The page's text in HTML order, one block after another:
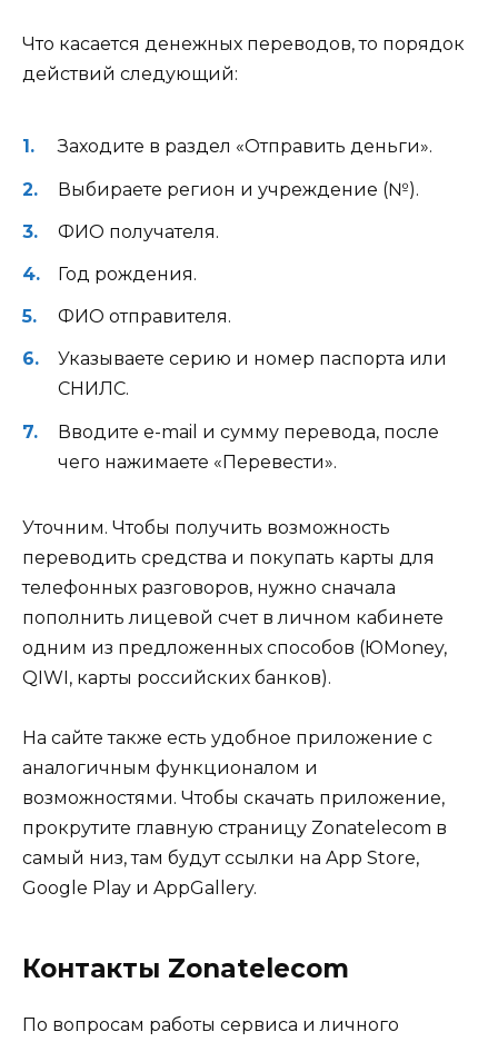
Что касается денежных переводов, то порядок
действий следующий:
Заходите в раздел «Отправить деньги».
Выбираете регион и учреждение (№).
ФИО получателя.
Год рождения.
ФИО отправителя.
Указываете серию и номер паспорта или
СНИЛС.
Вводите e-mail и сумму перевода, после
чего нажимаете «Перевести».
Уточним. Чтобы получить возможность
переводить средства и покупать карты для
телефонных разговоров, нужно сначала
пополнить лицевой счет в личном кабинете
одним из предложенных способов (ЮMoney,
QIWI, карты российских банков).
На сайте также есть удобное приложение с
аналогичным функционалом и
возможностями. Чтобы скачать приложение,
прокрутите главную страницу Zonatelecom в
самый низ, там будут ссылки на App Store,
Google Play и AppGallery.
Контакты Zonatelecom
По вопросам работы сервиса и личного